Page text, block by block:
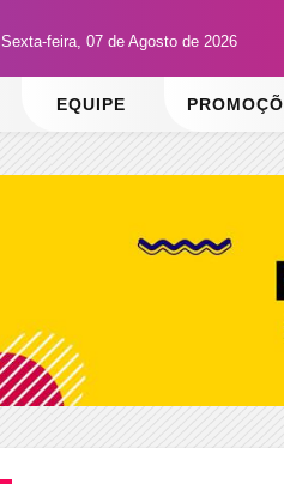
Sexta-feira, 07 de Agosto de 2026
EQUIPE